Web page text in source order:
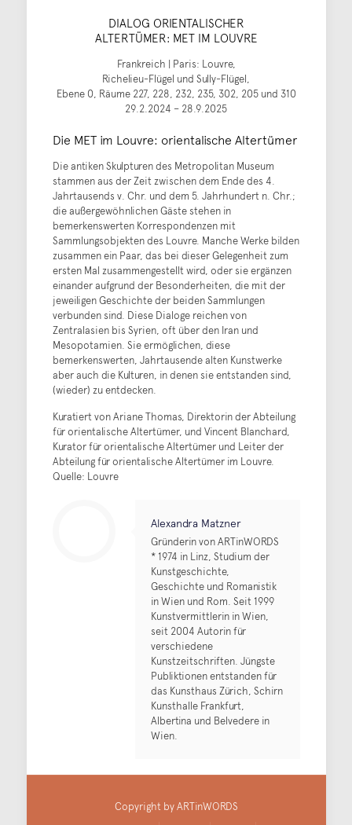
DIALOG ORIENTALISCHER
ALTERTÜMER: MET IM LOUVRE
Frankreich | Paris: Louvre,
Richelieu-Flügel und Sully-Flügel,
Ebene 0, Räume 227, 228, 232, 235, 302, 205 und 310
29.2.2024 – 28.9.2025
Die MET im Louvre: orientalische Altertümer
Die antiken Skulpturen des Metropolitan Museum
stammen aus der Zeit zwischen dem Ende des 4.
Jahrtausends v. Chr. und dem 5. Jahrhundert n. Chr.;
die außergewöhnlichen Gäste stehen in
bemerkenswerten Korrespondenzen mit
Sammlungsobjekten des Louvre. Manche Werke bilden
zusammen ein Paar, das bei dieser Gelegenheit zum
ersten Mal zusammengestellt wird, oder sie ergänzen
einander aufgrund der Besonderheiten, die mit der
jeweiligen Geschichte der beiden Sammlungen
verbunden sind. Diese Dialoge reichen von
Zentralasien bis Syrien, oft über den Iran und
Mesopotamien. Sie ermöglichen, diese
bemerkenswerten, Jahrtausende alten Kunstwerke
aber auch die Kulturen, in denen sie entstanden sind,
(wieder) zu entdecken.
Kuratiert von Ariane Thomas, Direktorin der Abteilung
für orientalische Altertümer, und Vincent Blanchard,
Kurator für orientalische Altertümer und Leiter der
Abteilung für orientalische Altertümer im Louvre.
Quelle: Louvre
Alexandra Matzner
Gründerin von ARTinWORDS
* 1974 in Linz, Studium der
Kunstgeschichte,
Geschichte und Romanistik
in Wien und Rom. Seit 1999
Kunstvermittlerin in Wien,
seit 2004 Autorin für
verschiedene
Kunstzeitschriften. Jüngste
Publiktionen entstanden für
das Kunsthaus Zürich, Schirn
Kunsthalle Frankfurt,
Albertina und Belvedere in
Wien.
Copyright by ARTinWORDS